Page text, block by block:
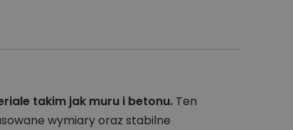
takim jak muru i betonu. Ten
wymiary oraz stabilne